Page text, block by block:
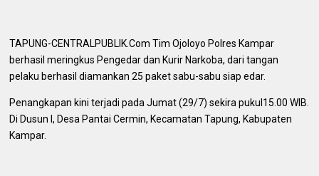
TAPUNG-CENTRALPUBLIK.Com Tim Ojoloyo Polres Kampar
berhasil meringkus Pengedar dan Kurir Narkoba, dari tangan
pelaku berhasil diamankan 25 paket sabu-sabu siap edar.
Penangkapan kini terjadi pada Jumat (29/7) sekira pukul15.00 WIB.
Di Dusun I, Desa Pantai Cermin, Kecamatan Tapung, Kabupaten
Kampar.